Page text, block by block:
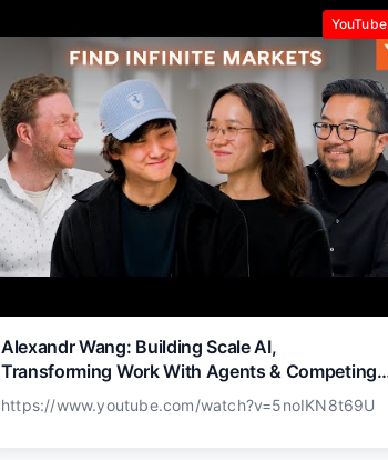
YouTube
Alexandr Wang: Building Scale AI,
Transforming Work With Agents & Competing
With China
https://www.youtube.com/watch?v=5noIKN8t69U